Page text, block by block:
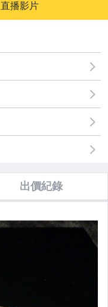
直播影片
出價紀錄